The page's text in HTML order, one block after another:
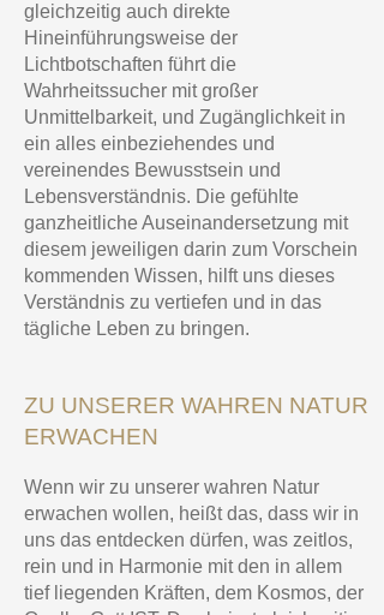
gleichzeitig auch direkte
Hineinführungsweise der
Lichtbotschaften führt die
Wahrheitssucher mit großer
Unmittelbarkeit, und Zugänglichkeit in
ein alles einbeziehendes und
vereinendes Bewusstsein und
Lebensverständnis. Die gefühlte
ganzheitliche Auseinandersetzung mit
diesem jeweiligen darin zum Vorschein
kommenden Wissen, hilft uns dieses
Verständnis zu vertiefen und in das
tägliche Leben zu bringen.
ZU UNSERER WAHREN NATUR
ERWACHEN
Wenn wir zu unserer wahren Natur
erwachen wollen, heißt das, dass wir in
uns das entdecken dürfen, was zeitlos,
rein und in Harmonie mit den in allem
tief liegenden Kräften, dem Kosmos, der